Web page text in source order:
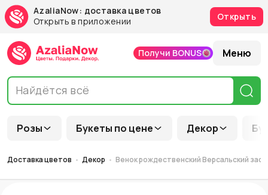
AzaliaNow: доставка цветов
Открыть в приложении
Открыть
Розы Букеты по цене Декор
Получи BONUS Меню
Доставка цветов Декор Венок рождественский Версальский